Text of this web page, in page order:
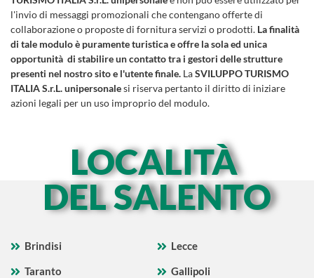
l'invio di messaggi promozionali che contengano offerte di
collaborazione o proposte di fornitura servizi o prodotti. La finalità
di tale modulo è puramente turistica e offre la sola ed unica
opportunità di stabilire un contatto tra i gestori delle strutture
presenti nel nostro sito e l'utente finale. LaSVILUPPO TURISMO
ITALIA S.r.L. unipersonalesi riserva pertanto il diritto di iniziare
azioni legali per un uso improprio del modulo.
LOCALITÀ
DEL SALENTO
Brindisi
Lecce
Taranto
Gallipoli